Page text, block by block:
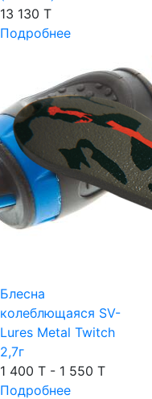
13 130 T
Подробнее
Блесна
колеблющаяся SV-
Lures Metal Twitch
2,7г
1 400 T - 1 550 T
Подробнее